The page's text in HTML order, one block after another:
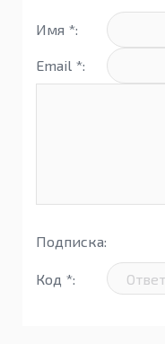
Имя *:
Email *:
Подписка:
Код *: